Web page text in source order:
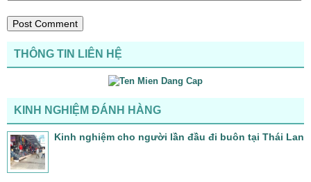
THÔNG TIN LIÊN HỆ
KINH NGHIỆM ĐÁNH HÀNG
Kinh nghiệm cho người lần đầu đi buôn tại Thái Lan